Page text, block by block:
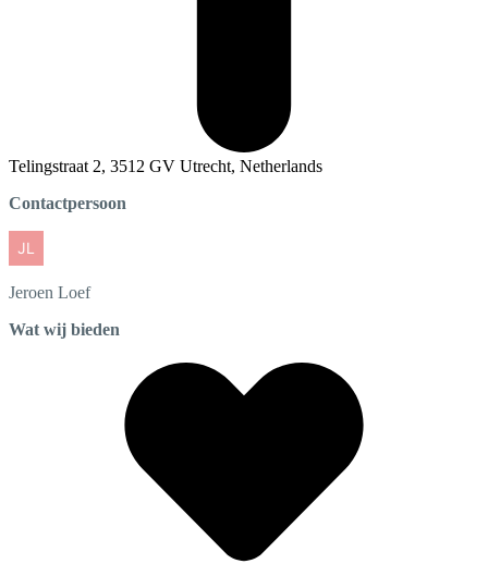
Telingstraat 2, 3512 GV Utrecht, Netherlands
Contactpersoon
Jeroen Loef
Wat wij bieden